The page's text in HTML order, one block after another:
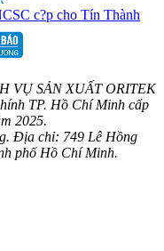
VỤ SẢN XUẤT ORITEK
TP. Hồ Chí Minh cấp
2025.
Địa chỉ: 749 Lê Hồng
phố Hồ Chí Minh.